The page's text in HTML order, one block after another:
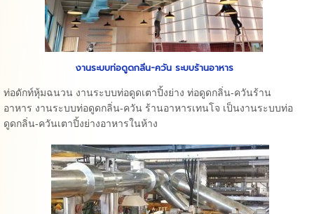
งานระบบท่อดูดกลิ่น-ควัน ระบบร้านอาหาร
ท่อดักท์หุ้มฉนวน งานระบบท่อดูดเตาปิ้งย่าง ท่อดูดกลิ่น-ควันร้าน
อาหาร งานระบบท่อดูดกลิ่น-ควัน ร้านอาหารเทนโจ เป็นงานระบบท่อ
ดูดกลิ่น-ควันเตาปิ้งย่างอาหารในห้าง